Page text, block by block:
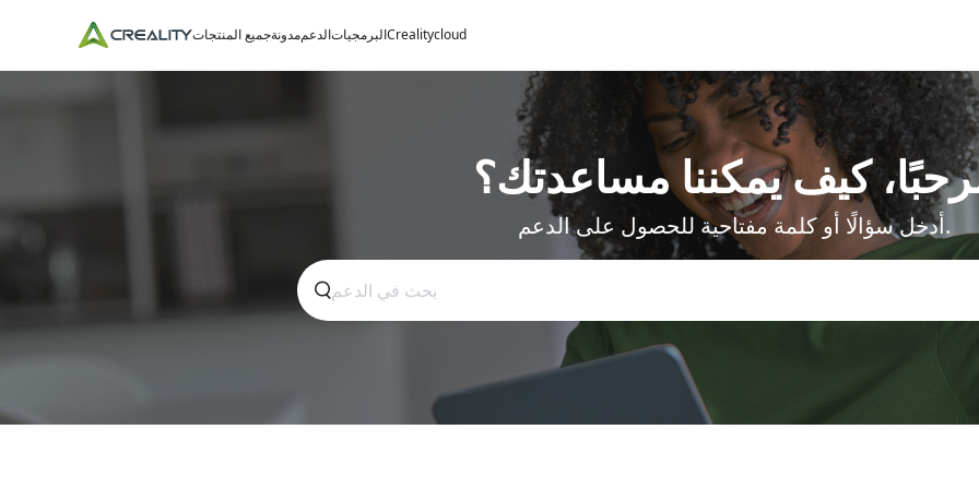
جميع المنتجاتمدونةالدعمالبرمجياتCrealitycloud
كيف يمكننا مساعدتك؟
أدخل سؤالًا أو كلمة مفتاحية للحصول على الدعم.